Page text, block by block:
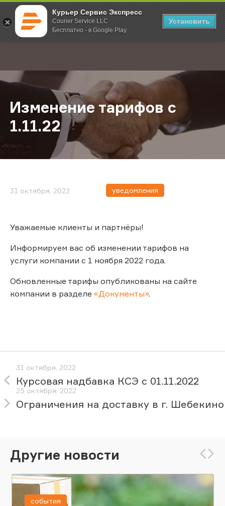
Курьер Сервис Экспресс
Courier Service LLC
Бесплатно - в Google Play
Установить
; Главная О компании Новости Изменение тарифов с 1.11.22
Изменение тарифов с
1.11.22
31 октября, 2022 уведомления
Уважаемые клиенты и партнёры!
Информируем вас об изменении тарифов на
услуги компании с 1 ноября 2022 года.
Обновленные тарифы опубликованы на сайте
компании в разделе «Документы».
31 октября, 2022
Курсовая надбавка КСЭ с 01.11.2022
25 октября, 2022
Ограничения на доставку в г. Шебекино
Другие новости
события